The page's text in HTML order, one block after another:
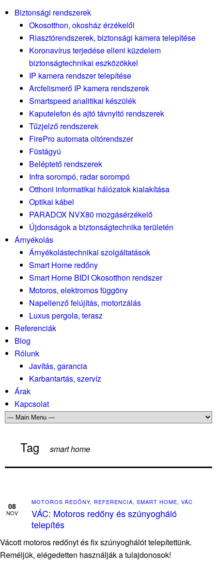
Biztonsági rendszerek
Okosotthon, okosház érzékelői
Riasztórendszerek, biztonsági kamera telepítése
Koronavírus terjedése elleni küzdelem
biztonságtechnikai eszközökkel
IP kamera rendszer telepítése
Arcfelismerő IP kamera rendszerek
Smartspeed analitikai készülék
Kaputelefon és ajtó távnyitó rendszerek
Tűzjelző rendszerek
FirePro automata oltórendszer
Füstágyú
Beléptető rendszerek
Infra sorompó, radar sorompó
Otthoni informatikai hálózatok kialakítása
Optikai kábel
PARADOX NVX80 mozgásérzékelő
Újdonságok a biztonságtechnika területén
Árnyékolás
Árnyékolástechnikai szolgáltatások
Smart Home redőny
Smart Home BIDI Okosotthon rendszer
Motoros, elektromos függöny
Napellenző felújítás, motorizálás
Luxus pergola, terasz
Referenciák
Blog
Rólunk
Javítás, garancia
Karbantartás, szervíz
Árak
Kapcsolat
Tag smart home
08
NOV
MOTOROS REDŐNY, REFERENCIA, SMART HOME, VÁC
VÁC: Motoros redőny és szúnyogháló
telepítés
Vácott motoros redőnyt és fix szúnyoghálót telepítettünk.
Reméljük, elégedetten használják a tulajdonosok!